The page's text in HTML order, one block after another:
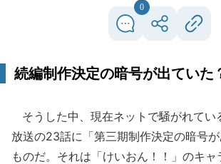
0
続編制作決定の暗号が出ていた
そうした中、現在ネットで騒がれてい
放送の23話に「第三期制作決定の暗号
ものだ。それは「けいおん！！」のキ